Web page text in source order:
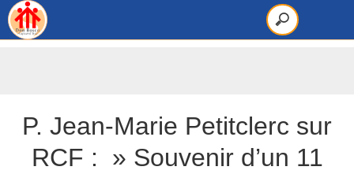
P. Jean-Marie Petitclerc sur
RCF : » Souvenir d’un 11